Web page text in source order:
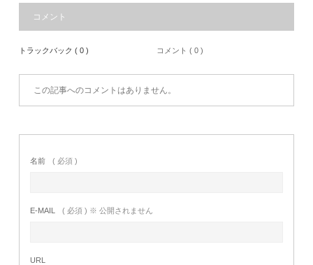
コメント
トラックバック ( 0 ) コメント ( 0 )
この記事へのコメントはありません。
名前 ( 必須 )
E-MAIL ( 必須 ) ※ 公開されません
URL